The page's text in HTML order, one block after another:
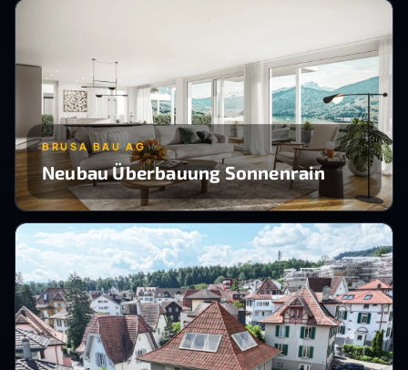
BRUSA BAU AG
Neubau Überbauung Sonnenrain